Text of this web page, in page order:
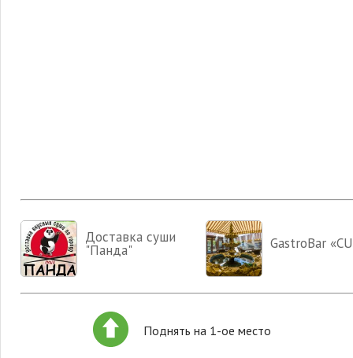
Доставка суши
"Панда" GastroBar
Поднять на 1-ое место